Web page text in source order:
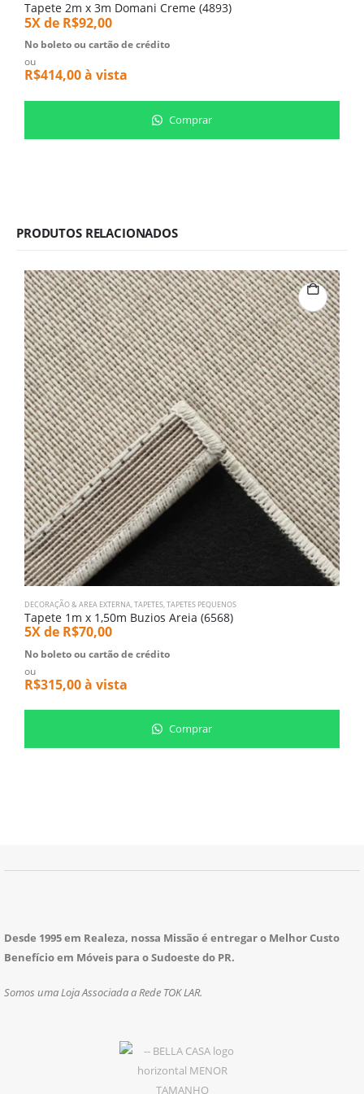
Tapete 2m x 3m Domani Creme (4893)
5X de R$92,00
No boleto ou cartão de crédito
ou
R$414,00à vista
Comprar
PRODUTOS RELACIONADOS
DECORAÇÃO & AREA EXTERNA,TAPETES,TAPETES PEQUENOS
Tapete 1m x 1,50m Buzios Areia (6568)
5X de R$70,00
No boleto ou cartão de crédito
ou
R$315,00à vista
Comprar
Desde 1995 em Realeza, nossa Missão é entregar o Melhor Custo
Benefício em Móveis para o Sudoeste do PR.
Somos uma Loja Associada a Rede TOK LAR.